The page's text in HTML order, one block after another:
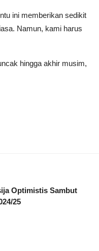
ini memberikan sedikit
Namun, kami harus
hingga akhir musim,
Optimistis Sambut
25